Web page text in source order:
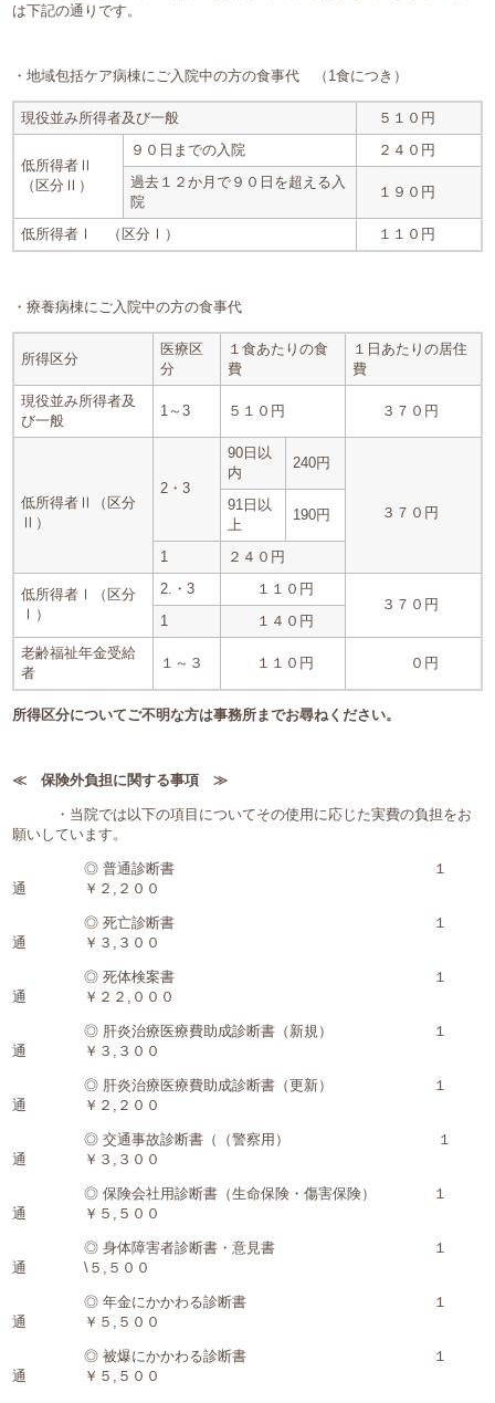
は下記の通りです。
・地域包括ケア病棟にご入院中の方の食事代 （1食につき）
現役並み所得者及び一般 ５１０円
低所得者Ⅱ
（区分Ⅱ）
９０日までの入院
２４０円
過去１２か月で９０日を超える入
院
１９０円
低所得者Ⅰ （区分Ⅰ） １１０円
・療養病棟にご入院中の方の食事代
所得区分
医療区
分
１食あたりの食
費
１日あたりの居住
費
現役並み所得者及
び一般
1～3 ５１０円 ３７０円
低所得者Ⅱ（区分
Ⅱ）
2・3
90日以
内
240円
３７０円
91日以
上
190円
1 ２４０円
低所得者Ⅰ（区分
Ⅰ）
2.・3
１１０円
３７０円
1
１４０円
老齢福祉年金受給
者
１～３ １１０円 ０円
所得区分についてご不明な方は事務所までお尋ねください。
≪ 保険外負担に関する事項 ≫
・当院では以下の項目についてその使用に応じた実費の負担をお
願いしています。
◎ 普通診断書 １
通 ￥２,２００
◎ 死亡診断書 １
通 ￥３,３００
◎ 死体検案書 １
通 ￥２２,０００
◎ 肝炎治療医療費助成診断書（新規） １
通 ￥３,３００
◎ 肝炎治療医療費助成診断書（更新） １
通 ￥２,２００
◎ 交通事故診断書（（警察用） １
通 ￥３,３００
◎ 保険会社用診断書（生命保険・傷害保険） １
通 ￥５,５００
◎ 身体障害者診断書・意見書 １
通 \５,５００
◎ 年金にかかわる診断書 １
通 ￥５,５００
◎ 被爆にかかわる診断書 １
通 ￥５,５００